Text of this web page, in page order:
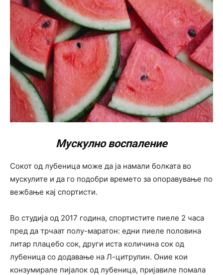
Мускулно воспаление
Сокот од лубеница може да ја намали болката во
мускулите и да го подобри времето за опоравување по
вежбање кај спортисти.
Во студија од 2017 година, спортистите пиеле 2 часа
пред да трчаат полу-маратон: едни пиеле половина
литар плацебо сок, други иста количина сок од
лубеница со додавање на Л-цитрулин. Оние кои
конзумирале пијалок од лубеница, пријавиле помала